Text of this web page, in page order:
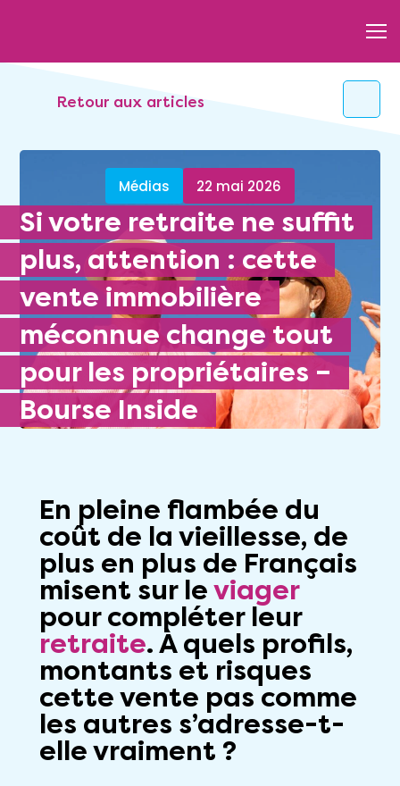
Retour aux articles
Médias 22 mai 2026
Si votre retraite ne suffit
plus, attention : cette
vente immobilière
méconnue change tout
pour les propriétaires –
Bourse Inside
En pleine flambée du
coût de la vieillesse, de
plus en plus de Français
misent sur leviager
pour compléter leur
retraite. À quels profils,
montants et risques
cette vente pas comme
les autres s’adresse-t-
elle vraiment ?